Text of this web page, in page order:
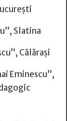
Slatina
Călărași
Eminescu”,